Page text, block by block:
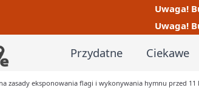
Uwaga!
Uwaga!
Przydatne Ciekawe
zasady eksponowania flagi i wykonywania hymnu przed 11